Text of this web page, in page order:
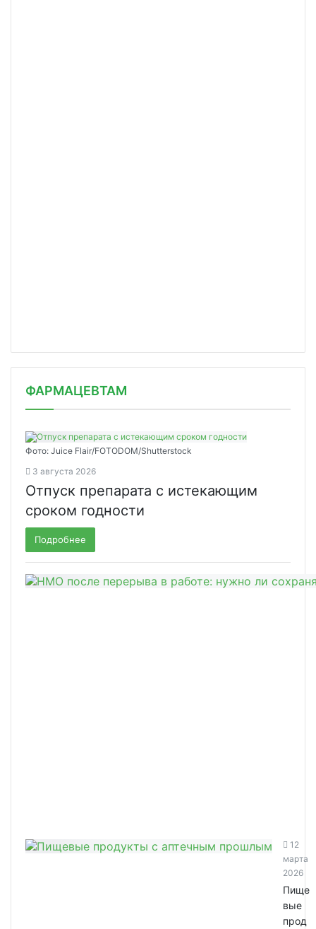
ФАРМАЦЕВТАМ
Фото: Juice Flair/FOTODOM/Shutterstoсk
3 августа 2026
Отпуск препарата с истекающим
сроком годности
Подробнее
12
марта
2026
Пище
вые
прод